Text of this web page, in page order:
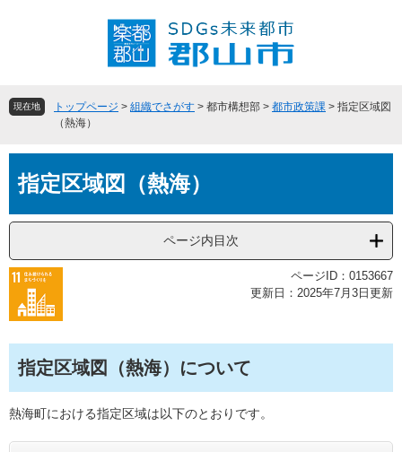
頭
飛
へ
現在地 トップページ > 組織でさがす > 都市構想部 > 都市政策課 > 指定区域図
（熱海）
文指定区域図（熱海）
ページ内目次
ページID：0153667
更新日：2025年7月3日更新
指定区域図（熱海）について
熱海町における指定区域は以下のとおりです。